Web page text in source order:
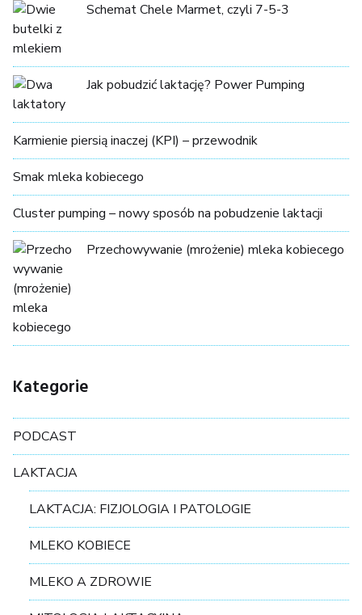
Schemat Chele Marmet, czyli 7-5-3
Jak pobudzić laktację? Power Pumping
Karmienie piersią inaczej (KPI) – przewodnik
Smak mleka kobiecego
Cluster pumping – nowy sposób na pobudzenie laktacji
Przechowywanie (mrożenie) mleka kobiecego
Kategorie
PODCAST
LAKTACJA
LAKTACJA: FIZJOLOGIA I PATOLOGIE
MLEKO KOBIECE
MLEKO A ZDROWIE